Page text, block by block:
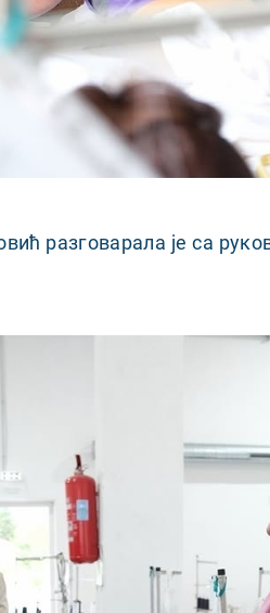
разговарала је са